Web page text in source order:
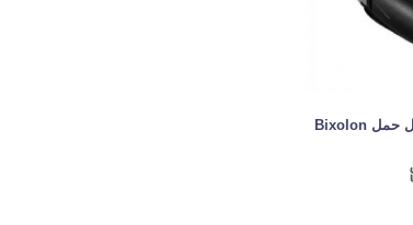
فیش و لیبل پرینتر بیکسلون قابل حمل Bixolon